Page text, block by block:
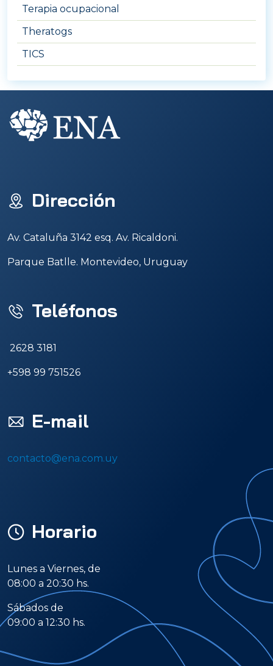
Terapia ocupacional
Theratogs
TICS
Dirección
Av. Cataluña 3142 esq. Av. Ricaldoni.
Parque Batlle. Montevideo, Uruguay
Teléfonos
2628 3181
+598 99 751526
E-mail
contacto@ena.com.uy
Horario
Lunes a Viernes, de
08:00 a 20:30 hs.
Sábados de
09:00 a 12:30 hs.